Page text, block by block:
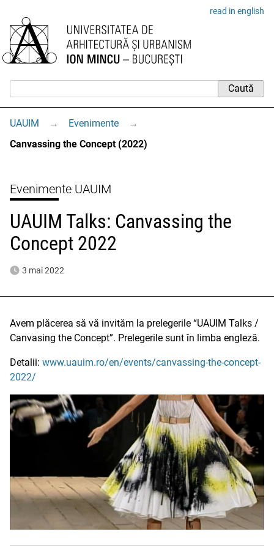
read in english
UAUIM → Evenimente
→
Canvassing the Concept (2022)
Evenimente UAUIM
UAUIM Talks: Canvassing the
Concept 2022
3 mai 2022
Avem plăcerea să vă invităm la prelegerile “UAUIM Talks /
Canvasing the Concept”. Prelegerile sunt în limba engleză.
Detalii: www.uauim.ro/en/events/canvassing-the-concept-
2022/